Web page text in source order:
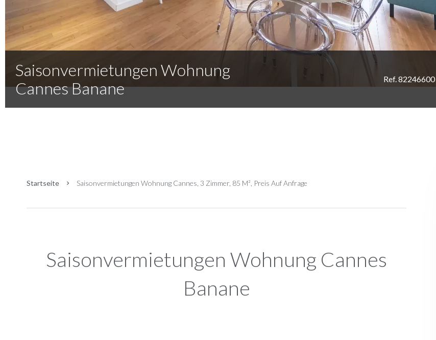
Saisonvermietungen Wohnung
Cannes Banane
Ref. 82246600
Startseite Saisonvermietungen Wohnung Cannes, 3 Zimmer, 85 M², Preis Auf Anfrage
Saisonvermietungen Wohnung Cannes
Banane